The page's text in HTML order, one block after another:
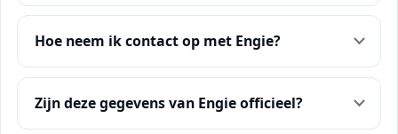
Hoe neem ik contact op met Engie?
Zijn deze gegevens van Engie officieel?